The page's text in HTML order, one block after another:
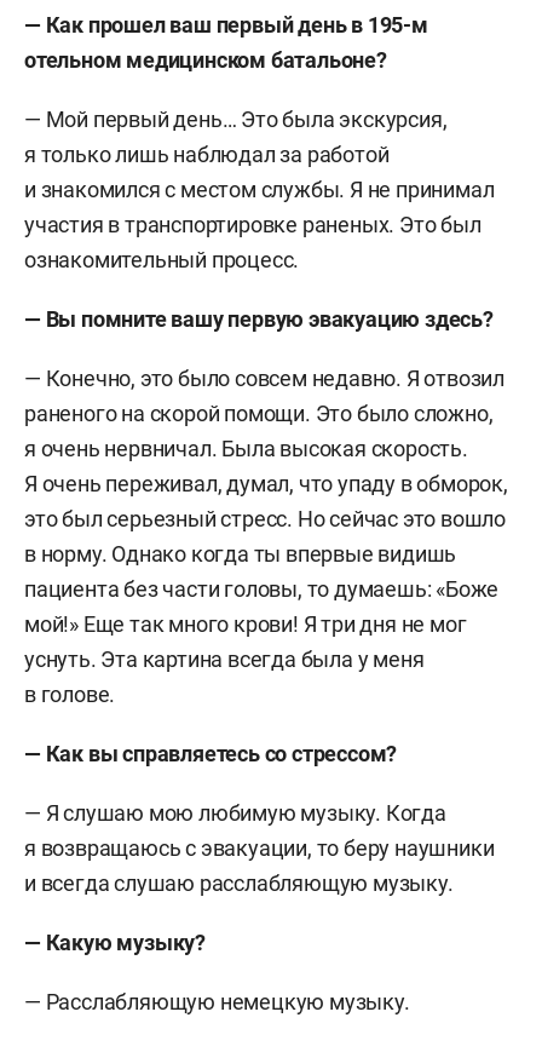
— Как прошел ваш первый день в 195-м
отельном медицинском батальоне?
— Мой первый день… Это была экскурсия,
я только лишь наблюдал за работой
и знакомился с местом службы. Я не принимал
участия в транспортировке раненых. Это был
ознакомительный процесс.
— Вы помните вашу первую эвакуацию здесь?
— Конечно, это было совсем недавно. Я отвозил
раненого на скорой помощи. Это было сложно,
я очень нервничал. Была высокая скорость.
Я очень переживал, думал, что упаду в обморок,
это был серьезный стресс. Но сейчас это вошло
в норму. Однако когда ты впервые видишь
пациента без части головы, то думаешь: «Боже
мой!» Еще так много крови! Я три дня не мог
уснуть. Эта картина всегда была у меня
в голове.
— Как вы справляетесь со стрессом?
— Я слушаю мою любимую музыку. Когда
я возвращаюсь с эвакуации, то беру наушники
и всегда слушаю расслабляющую музыку.
— Какую музыку?
— Расслабляющую немецкую музыку.